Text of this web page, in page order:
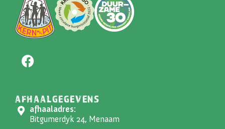
AFHAALGEGEVENS
afhaaladres:
Bitgumerdyk 24, Menaam